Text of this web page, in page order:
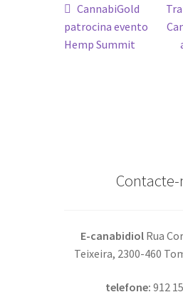
Navegação
de
Artigo
anterior:
CannabiGold
patrocina evento
Hemp Summit
Contacte-
E-canabidiol Rua
Teixeira, 2300-460
telefone: 912